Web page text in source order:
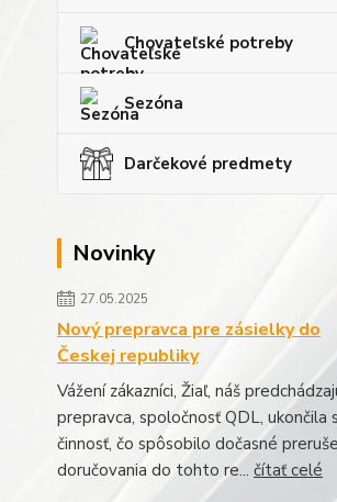
Chovateľské potreby
Sezóna
Darčekové predmety
Novinky
27.05.2025
Nový prepravca pre zásielky do
Českej republiky
Vážení zákazníci, Žiaľ, náš
prepravca, spoločnosť QDL, ukončila
činnosť, čo spôsobilo dočasné
doručovania do tohto re... čítať celé